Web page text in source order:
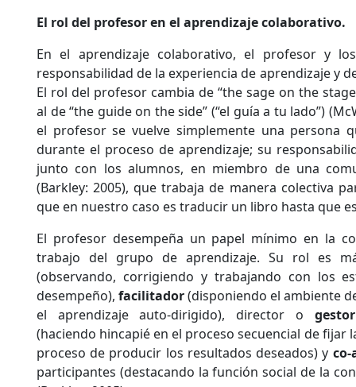
El rol del profesor en el aprendizaje colaborativo.
En el aprendizaje colaborativo, el profesor y
responsabilidad de la experiencia de aprendizaje y
El rol del profesor cambia de “the sage on the
al de “the guide on the side” (“el guía a tu lado”)
el profesor se vuelve simplemente una persona
durante el proceso de aprendizaje; su
junto con los alumnos, en miembro de una
(Barkley: 2005), que trabaja de manera colectiva
que en nuestro caso es traducir un libro hasta que
El profesor desempeña un papel mínimo en la
trabajo del grupo de aprendizaje. Su rol es
(observando, corrigiendo y trabajando con los
desempeño),facilitador(disponiendo el ambiente
el aprendizaje auto-dirigido), director o gestor
(haciendo hincapié en el proceso secuencial de fijar
proceso de producir los resultados deseados) y co-
participantes (destacando la función social de la